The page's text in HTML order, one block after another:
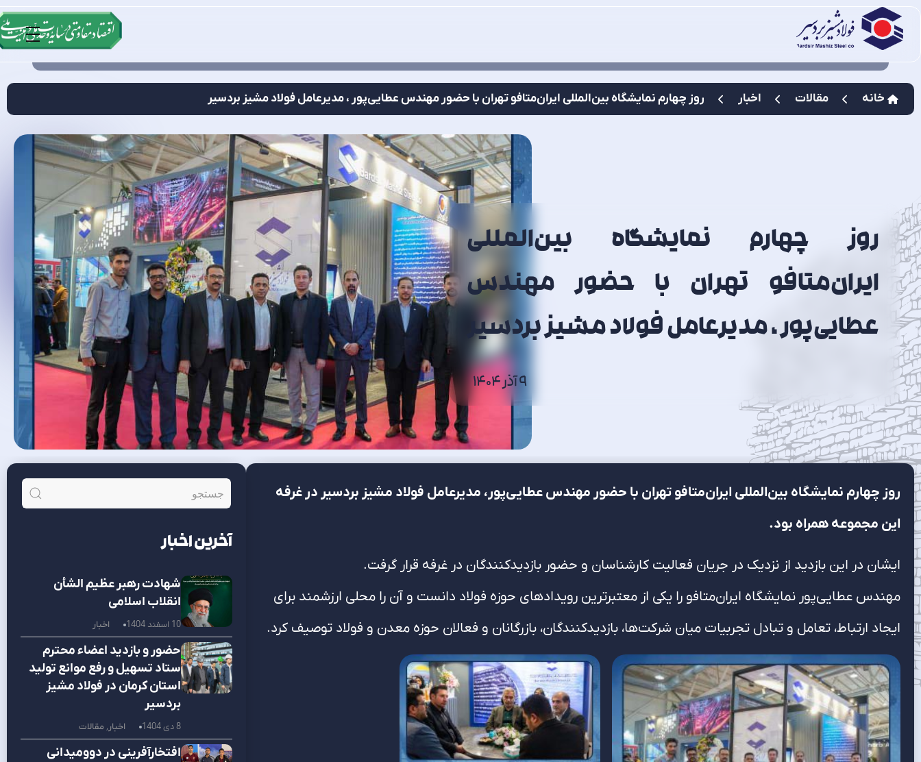
خانه مقالات اخبار روز چهارم نمایشگاه بین‌المللی ایران‌متافو تهران با حضور مهندس عطایی‌پور ، مدیرعامل فولاد مشیز بردسیر
روز چهارم نمایشگاه بین‌المللی
ایران‌متافو تهران با حضور مهندس
عطایی‌پور ، مدیرعامل فولاد مشیز بردسیر
9 آذر 1404
روز چهارم نمایشگاه بین‌المللی ایران‌متافو تهران با حضور مهندس عطایی‌پور، مدیرعامل فولاد مشیز بردسیر در غرفه
این مجموعه همراه بود.
ایشان در این بازدید از نزدیک در جریان فعالیت کارشناسان و حضور بازدیدکنندگان در غرفه قرار گرفت.
مهندس عطایی‌پور نمایشگاه ایران‌متافو را یکی از معتبرترین رویدادهای حوزه فولاد دانست و آن را محلی ارزشمند برای
ایجاد ارتباط، تعامل و تبادل تجربیات میان شرکت‌ها، بازدیدکنندگان، بازرگانان و فعالان حوزه معدن و فولاد توصیف کرد.
آخرین اخبار
شهادت رهبر عظیم الشأن
انقلاب اسلامی
10 اسفند 1404 اخبار
حضور و بازدید اعضاء محترم
ستاد تسهیل و رفع موانع تولید
استان کرمان در فولاد مشیز
بردسیر
8 دی 1404 اخبار , مقالات
افتخارآفرینی در دوومیدانی